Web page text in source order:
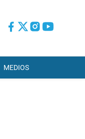
MEDIOS